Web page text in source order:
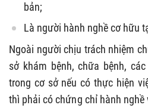
bản;
Là người hành nghề cơ hữu
Ngoài người chịu trách nhiệm
sở khám bệnh, chữa bệnh,
trong cơ sở nếu có thực hiện
thì phải có chứng chỉ hành